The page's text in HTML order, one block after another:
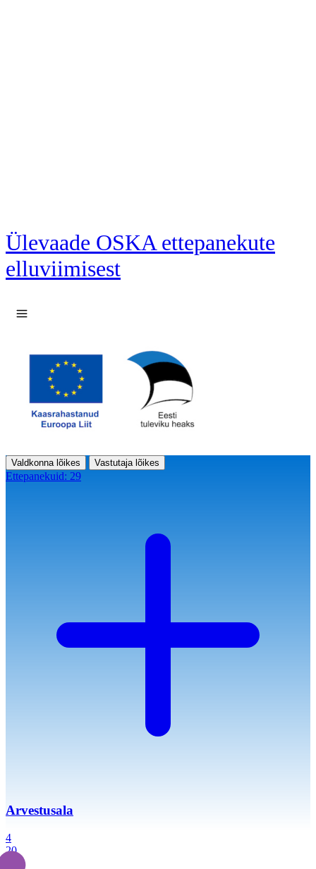
Ülevaade OSKA ettepanekute
elluviimisest
Ava menüü
Valdkonna lõikes Vastutaja lõikes
Ettepanekuid: 29
Arvestusala
4
20